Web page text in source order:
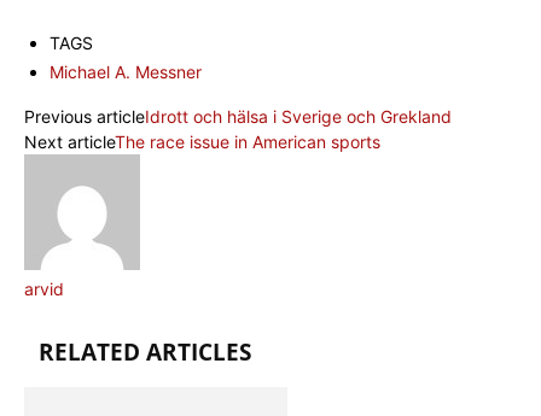
TAGS
Michael A. Messner
Previous articleIdrott och hälsa i Sverige och Grekland
Next articleThe race issue in American sports
arvid
RELATED ARTICLES